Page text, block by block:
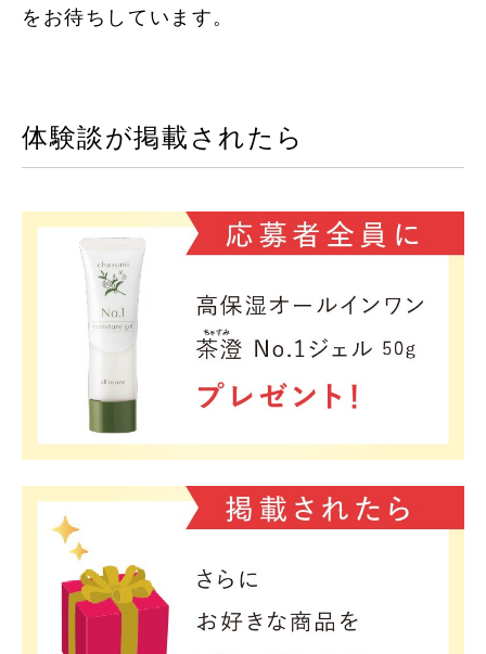
をお待ちしています。
体験談が掲載されたら